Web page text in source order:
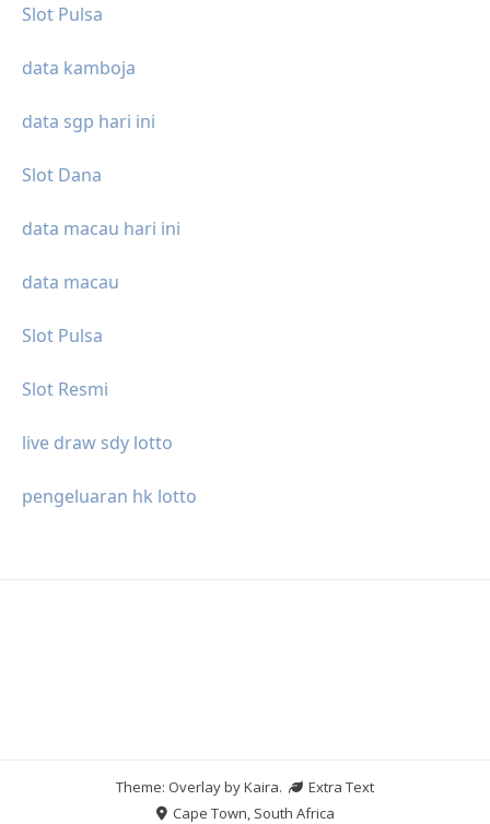
Slot Pulsa
data kamboja
data sgp hari ini
Slot Dana
data macau hari ini
data macau
Slot Pulsa
Slot Resmi
live draw sdy lotto
pengeluaran hk lotto
Theme: Overlay byKaira.
Extra Text
Cape Town, South Africa